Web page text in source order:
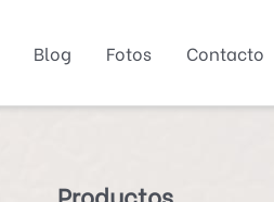
Blog Fotos Contacto
d